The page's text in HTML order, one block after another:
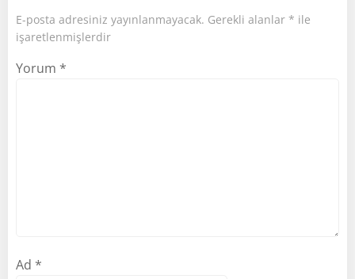
E-posta adresiniz yayınlanmayacak. Gerekli alanlar * ile
işaretlenmişlerdir
Yorum *
Ad *